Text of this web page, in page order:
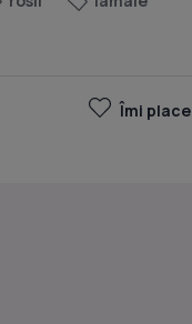
Îmi place